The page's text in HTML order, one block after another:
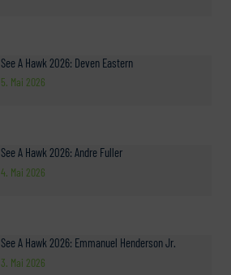
See A Hawk 2026: Deven Eastern
5. Mai 2026
See A Hawk 2026: Andre Fuller
4. Mai 2026
See A Hawk 2026: Emmanuel Henderson Jr.
3. Mai 2026